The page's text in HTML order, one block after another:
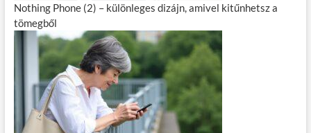
Nothing Phone (2) – különleges dizájn, amivel kitűnhetsz a
tömegből